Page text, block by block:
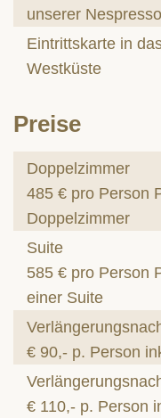
unserer
Eintrittskarte in
Westküste
Preise
Doppelzimmer
485 € pro Person
Doppelzimmer
Suite
585 € pro Person
einer Suite
€ 90,- p. Person
€ 110,- p. Person